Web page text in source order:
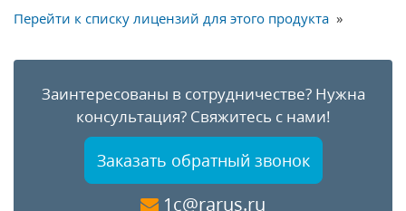
Перейти к списку лицензий для этого продукта »
Заинтересованы в сотрудничестве?Нужна
консультация? Свяжитесь с нами!
Заказать обратный звонок
1c@rarus.ru